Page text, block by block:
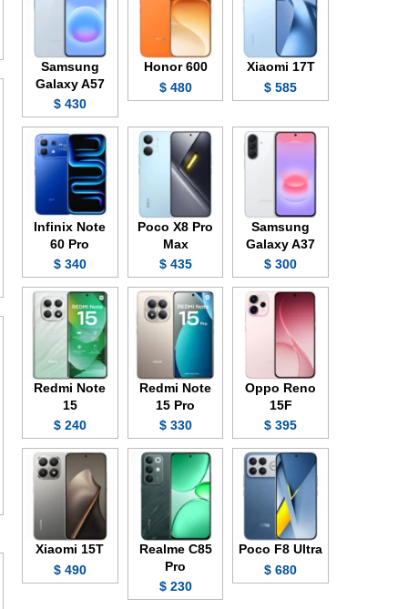
Xiaomi 17T
585 $
Honor 600
480 $
Samsung
Galaxy A57
430 $
Samsung
Galaxy A37
300 $
Poco X8 Pro
Max
435 $
Infinix Note
60 Pro
340 $
Oppo Reno
15F
395 $
Redmi Note
15 Pro
330 $
Redmi Note
15
240 $
Poco F8 Ultra
680 $
Realme C85
Pro
230 $
Xiaomi 15T
490 $